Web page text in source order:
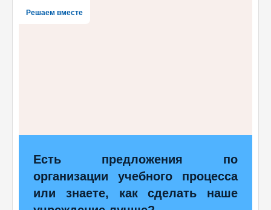
Решаем вместе
Есть предложения по
организации учебного процесса
или знаете, как сделать наше